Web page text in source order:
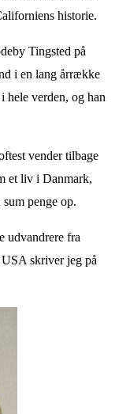
historie.
Tingsted på
i en lang årrække
hele verden, og han
vender tilbage
et liv i Danmark,
penge op.
udvandrere fra
skriver jeg på